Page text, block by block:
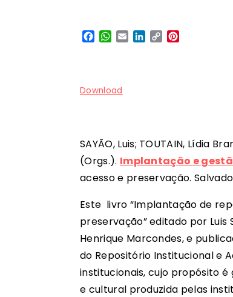
Facebook
WhatsApp
EmailLinkedIn
Copy
Download
SAYÃO, Luis; TOUTAIN, Lídia
(Orgs.). Implantação e
acesso e preservação.
Este livro “Implantação de
preservação” editado por Luis
Henrique Marcondes, e
do Repositório Institucional e
institucionais, cujo propósito
e cultural produzida pelas